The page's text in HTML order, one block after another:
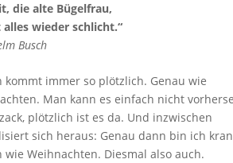
die alte Bügelfrau,
alles wieder schlicht.“
Busch
kommt immer so plötzlich. Genau wie
Man kann es einfach nicht
plötzlich ist es da. Und inzwischen
sich heraus: Genau dann bin ich
wie Weihnachten. Diesmal also auch.